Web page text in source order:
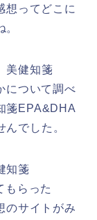
想ってどこに
美健知箋
について調べ
箋EPA&DHA
でした。
知箋
らった
のサイトがみ